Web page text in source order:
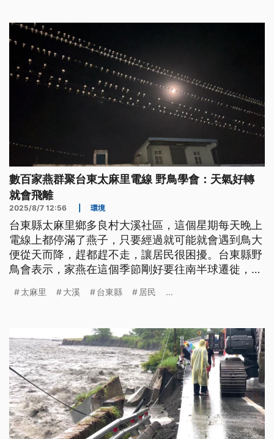
數百家燕群聚台東太麻里電線 野鳥學會：天氣好轉
就會飛離
2025/8/7 12:56 環境
台東縣太麻里鄉多良村大溪社區，這個星期每天晚上
電線上都停滿了燕子，只要經過就可能就會遇到鳥大
便從天而降，趕都趕不走，讓居民很困擾。台東縣野
鳥會表示，家燕在這個季節剛好要往南半球遷徙，但
的路徑，加上晚上大溪社區又剛好有燈光，牠們才會
太麻里 大溪 台東縣 居民 ...